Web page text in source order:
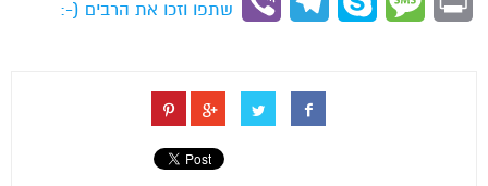
שתפו וזכו את הרבים (-: